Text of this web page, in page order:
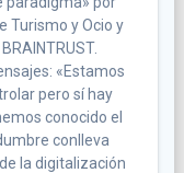
Turismo y Ocio y
«Estamos
pero sí hay
conocido el
conlleva
la digitalización